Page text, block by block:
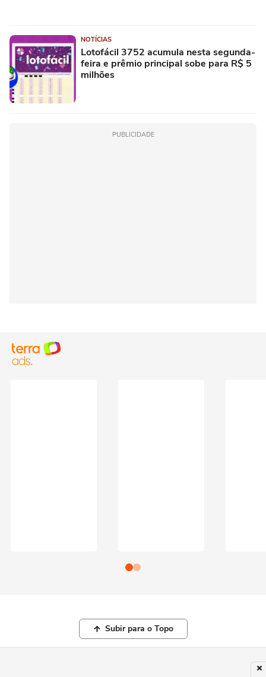
NOTÍCIAS
Lotofácil 3752 acumula nesta segunda-
feira e prêmio principal sobe para R$ 5
milhões
PUBLICIDADE
Subir para o Topo